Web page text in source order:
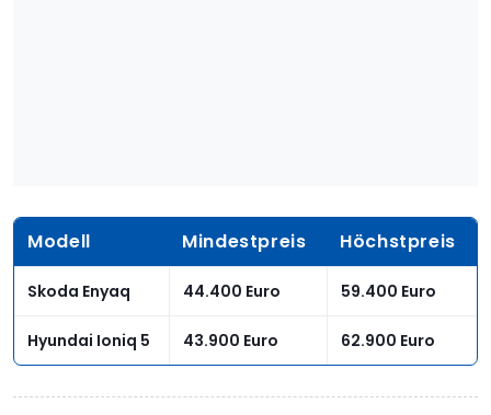
Modell Mindestpreis Höchstpreis
Skoda Enyaq 44.400 Euro 59.400 Euro
Hyundai Ioniq 5 43.900 Euro 62.900 Euro